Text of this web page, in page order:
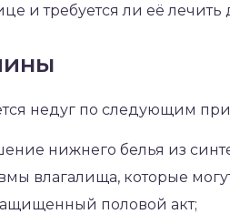
и требуется ли её
недуг по следующим
нижнего белья из
влагалища, которые
половой акт;